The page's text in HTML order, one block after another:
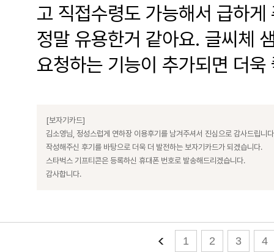
고 직접수령도 가능해서 급하
정말 유용한거 같아요. 글씨체
요청하는 기능이 추가되면 더욱
[보자기카드]
김소영님, 정성스럽게 연하장 이용후기를 남겨주셔서 진심으로 감사드립니
작성해주신 후기를 바탕으로 더욱 더 발전하는 보자기카드가 되겠습니다.
스타벅스 기프티콘은 등록하신 휴대폰 번호로 발송해드리겠습니다.
감사합니다.
1 2 3 4